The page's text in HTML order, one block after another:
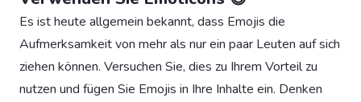
Es ist heute allgemein bekannt, dass Emojis die
Aufmerksamkeit von mehr als nur ein paar Leuten auf sich
ziehen können. Versuchen Sie, dies zu Ihrem Vorteil zu
nutzen und fügen Sie Emojis in Ihre Inhalte ein. Denken